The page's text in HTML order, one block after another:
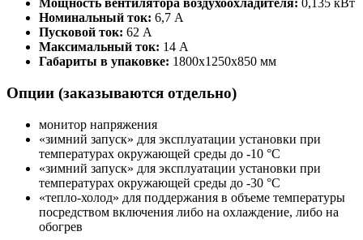
Мощность вентилятора воздухоохладителя: 0,135 кВт
Номинальный ток: 6,7 А
Пусковой ток: 62 А
Максимальный ток: 14 А
Габариты в упаковке: 1800х1250х850 мм
Опции (заказываются отдельно)
монитор напряжения
«зимний запуск» для эксплуатации установки при
температурах окружающей среды до -10 °С
«зимний запуск» для эксплуатации установки при
температурах окружающей среды до -30 °С
«тепло-холод» для поддержания в объеме температуры
посредством включения либо на охлаждение, либо на
обогрев